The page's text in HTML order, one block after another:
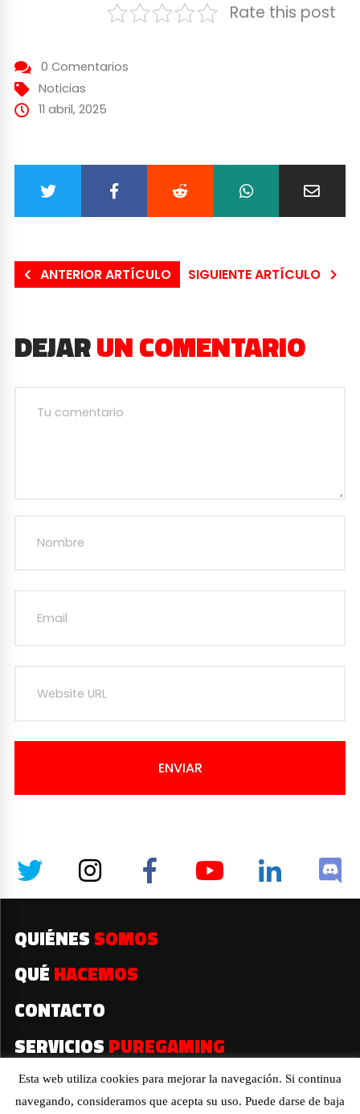
Rate this post
0 Comentarios
Noticias
11 abril, 2025
ANTERIOR ARTÍCULO SIGUIENTE ARTÍCULO
DEJARUN COMENTARIO
ENVIAR
QUIÉNES SOMOS
QUÉ HACEMOS
CONTACTO
SERVICIOS PUREGAMING
2019© Todos los derechos reservados
Esta web utiliza cookies para mejorar la navegación. Si continua
navegando, consideramos que acepta su uso. Puede darse de baja